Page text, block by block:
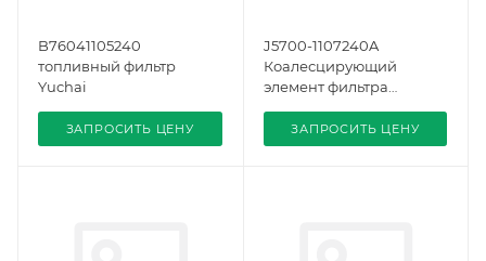
B76041105240
топливный фильтр
Yuchai
ЗАПРОСИТЬ ЦЕНУ
J5700-1107240A
Коалесцирующий
элемент фильтра
давления Yuchai
ЗАПРОСИТЬ ЦЕНУ